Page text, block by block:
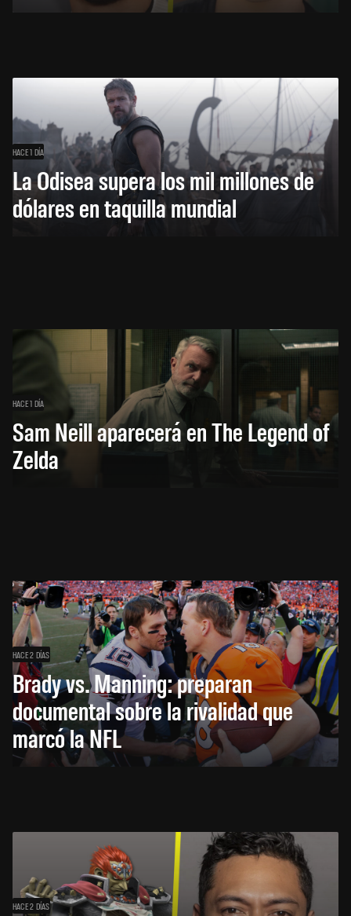
HACE 1 DÍA
La Odisea supera los mil millones de
dólares en taquilla mundial
HACE 1 DÍA
Sam Neill aparecerá en The Legend of
Zelda
HACE 2 DÍAS
Brady vs. Manning: preparan
documental sobre la rivalidad que
marcó la NFL
HACE 2 DÍAS